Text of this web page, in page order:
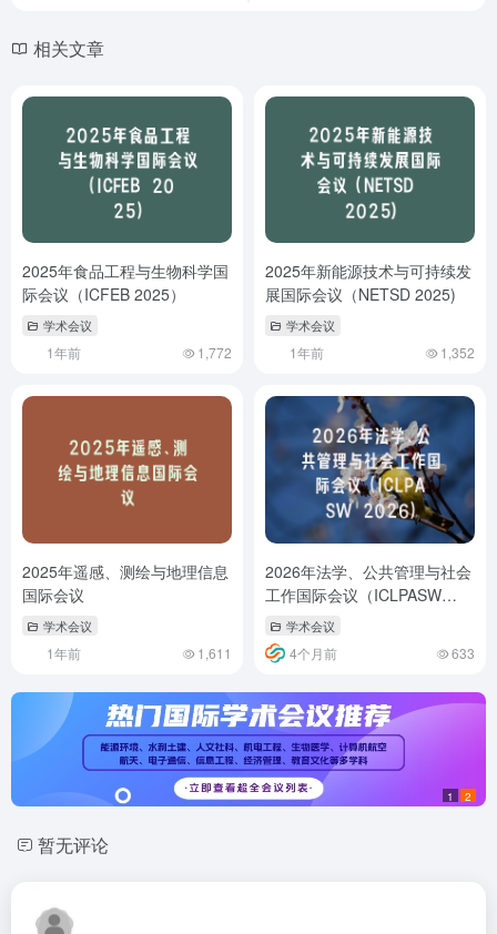
相关文章
2025年食品工程与生物科学国
际会议（ICFEB 2025）
学术会议
1年前 1,772
2025年新能源技术与可持续发
展国际会议（NETSD 2025)
学术会议
1年前 1,352
2025年遥感、测绘与地理信息
国际会议
学术会议
1年前 1,611
2026年法学、公共管理与社会
工作国际会议（ICLPASW
2026）
学术会议
4个月前 633
1 2
暂无评论